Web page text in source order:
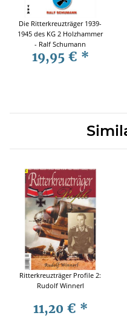
Die Ritterkreuzträger 1939-
1945 des KG 2 Holzhammer
- Ralf Schumann
19,95 € *
Ritterkreuzträger Profile 2:
Rudolf Winnerl
11,20 € *